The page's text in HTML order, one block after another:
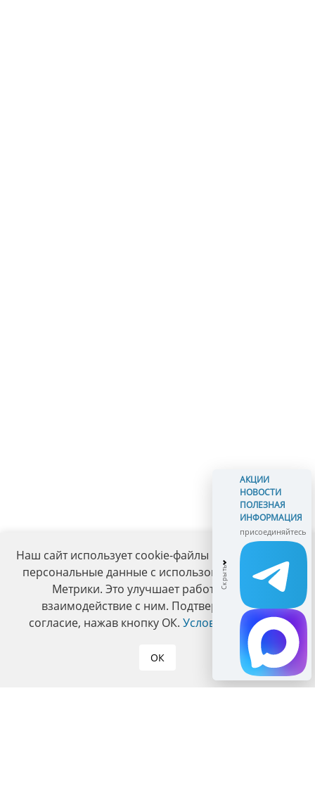
Наш сайт использует cookie-файлы и обрабатывает
персональные данные с использованием Яндекс
Метрики. Это улучшает работу сайта и
взаимодействие с ним. Подтвердите ваше
согласие, нажав кнопку ОК. Условия политики.
ОК
АКЦИИ
НОВОСТИ
ПОЛЕЗНАЯ
ИНФОРМАЦИЯ
присоединяйтесь